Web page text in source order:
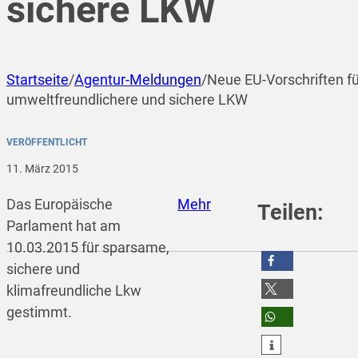
sichere LKW
Startseite/Agentur-Meldungen/Neue EU-Vorschriften
umweltfreundlichere und sichere LKW
VERÖFFENTLICHT
11. März 2015
Das Europäische
Parlament hat am
10.03.2015 für sparsame,
sichere und
klimafreundliche Lkw
gestimmt.
Mehr Teilen:
teilen
teilen
teilen